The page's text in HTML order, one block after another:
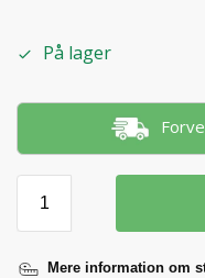
På lager
Mere information om